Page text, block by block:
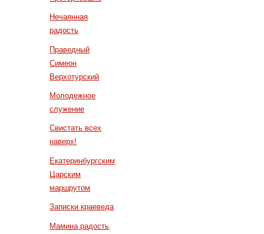
Нечаянная
радость
Праведный
Симеон
Верхотурский
Молодежное
служение
Свистать всех
наверх!
Екатеринбургским
Царским
маршрутом
Записки краеведа
Мамина радость